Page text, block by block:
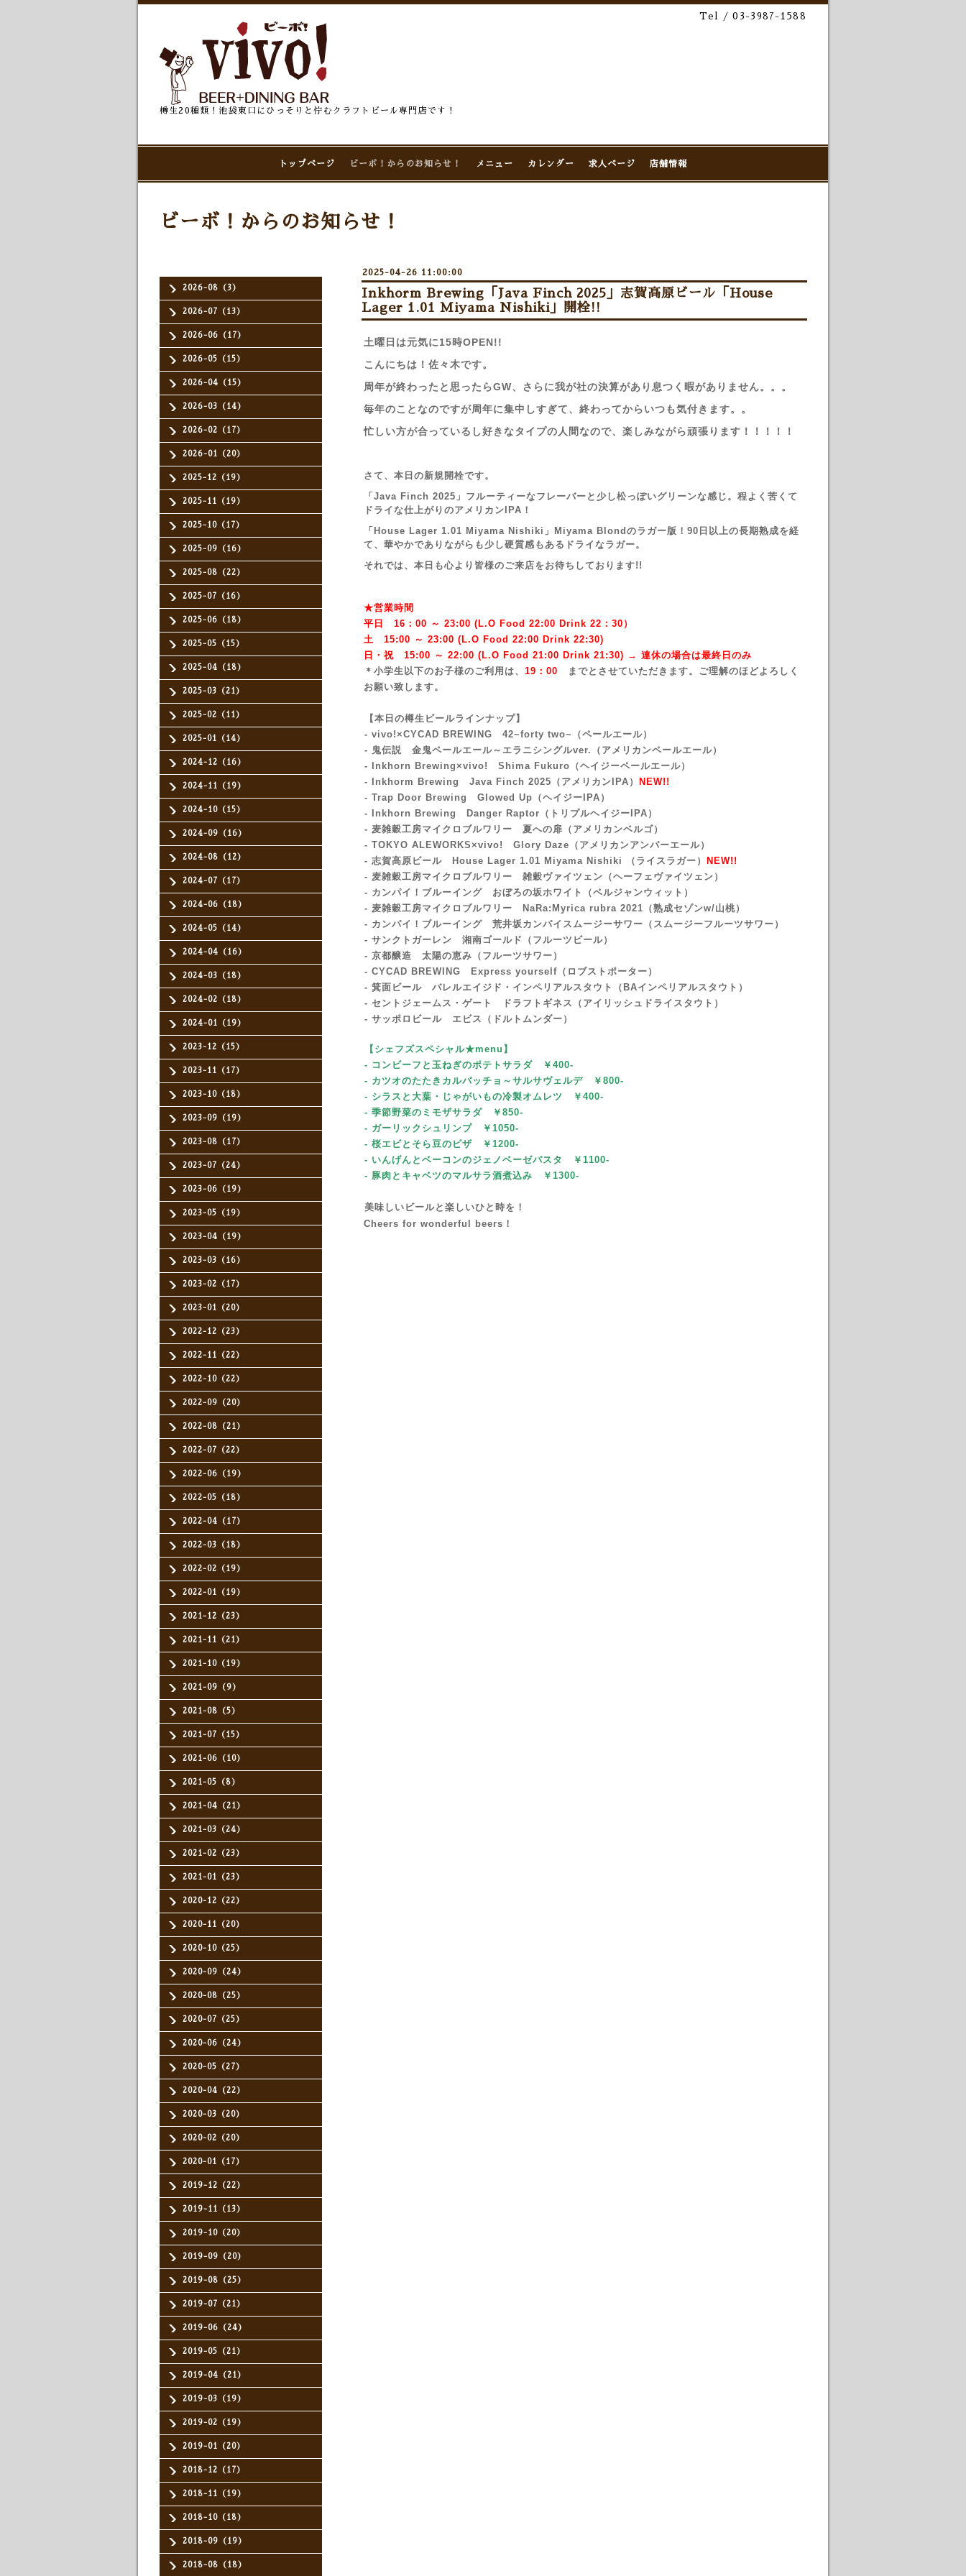
Tel / 03-3987-1588
樽生20種類！池袋東口にひっそりと佇むクラフトビール専門店です！
トップページ ビーボ！からのお知らせ！ メニュー カレンダー 求人ページ 店舗情報
2026-08（3）
2026-07（13）
2026-06（17）
2026-05（15）
2026-04（15）
2026-03（14）
2026-02（17）
2026-01（20）
2025-12（19）
2025-11（19）
2025-10（17）
2025-09（16）
2025-08（22）
2025-07（16）
2025-06（18）
2025-05（15）
2025-04（18）
2025-03（21）
2025-02（11）
2025-01（14）
2024-12（16）
2024-11（19）
2024-10（15）
2024-09（16）
2024-08（12）
2024-07（17）
2024-06（18）
2024-05（14）
2024-04（16）
2024-03（18）
2024-02（18）
2024-01（19）
2023-12（15）
2023-11（17）
2023-10（18）
2023-09（19）
2023-08（17）
2023-07（24）
2023-06（19）
2023-05（19）
2023-04（19）
2023-03（16）
2023-02（17）
2023-01（20）
2022-12（23）
2022-11（22）
2022-10（22）
2022-09（20）
2022-08（21）
2022-07（22）
2022-06（19）
2022-05（18）
2022-04（17）
2022-03（18）
2022-02（19）
2022-01（19）
2021-12（23）
2021-11（21）
2021-10（19）
2021-09（9）
2021-08（5）
2021-07（15）
2021-06（10）
2021-05（8）
2021-04（21）
2021-03（24）
2021-02（23）
2021-01（23）
2020-12（22）
2020-11（20）
2020-10（25）
2020-09（24）
2020-08（25）
2020-07（25）
2020-06（24）
2020-05（27）
2020-04（22）
2020-03（20）
2020-02（20）
2020-01（17）
2019-12（22）
2019-11（13）
2019-10（20）
2019-09（20）
2019-08（25）
2019-07（21）
2019-06（24）
2019-05（21）
2019-04（21）
2019-03（19）
2019-02（19）
2019-01（20）
2018-12（17）
2018-11（19）
2018-10（18）
2018-09（19）
2018-08（18）
ビーボ！からのお知らせ！
2025-04-26 11:00:00
Inkhorm Brewing「Java Finch 2025」志賀高原ビール「House
Lager 1.01 Miyama Nishiki」開栓!!
土曜日は元気に15時OPEN!!
こんにちは！佐々木です。
周年が終わったと思ったらGW、さらに我が社の決算があり息つく暇がありません。。。
毎年のことなのですが周年に集中しすぎて、終わってからいつも気付きます。。
忙しい方が合っているし好きなタイプの人間なので、楽しみながら頑張ります！！！！！
さて、本日の新規開栓です。
「Java Finch 2025」フルーティーなフレーバーと少し松っぽいグリーンな感じ。程よく苦くて
ドライな仕上がりのアメリカンIPA！
「House Lager 1.01 Miyama Nishiki」Miyama Blondのラガー版！90日以上の長期熟成を経
て、華やかでありながらも少し硬質感もあるドライなラガー。
それでは、本日も心より皆様のご来店をお待ちしております!!
★営業時間
平日 16：00 ～ 23:00 (L.O Food 22:00 Drink 22：30）
土 15:00 ～ 23:00 ( L.O Food 22:00 Drink 22:30)
日・祝 15:00 ～ 22:00 ( L.O Food 21:00 Drink 21:30) → 連休の場合は最終日のみ
＊小学生以下のお子様のご利用は、 19：00
までとさせていただきます。ご理解のほどよろしく
お願い致します。
【本日の樽生ビールラインナップ】
- vivo!×CYCAD BREWING 42~forty two~
（ペールエール）
- 鬼伝説 金鬼ペールエール～エラニシングルver.（アメリカンペールエール）
- Inkhorn Brewing×vivo! Shima Fukuro（ヘイジーペールエール）
- Inkhorm Brewing Java Finch 2025（アメリカンIPA）
NEW!!
- Trap Door Brewing Glowed Up （ヘイジーIPA）
- Inkhorn Brewing Danger Raptor（トリプルヘイジーIPA）
- 麦雑穀工房マイクロブルワリー 夏への扉（アメリカンベルゴ）
- TOKYO ALEWORKS×vivo! Glory Daze（アメリカンアンバーエール）
- 志賀高原ビール House Lager 1.01 Miyama Nishiki （ライスラガー ）
NEW!!
- 麦雑穀工房マイクロブルワリー 雑穀ヴァイツェン（ヘーフェヴァイツェン）
- カンパイ！ブルーイング おぼろの坂ホワイト（ベルジャンウィット）
- 麦雑穀工房マイクロブルワリー NaRa:Myrica rubra 2021 （熟成セゾンw/山桃）
- カンパイ！ブルーイング 荒井坂カンパイスムージーサワー（スムージーフルーツサワー）
- サンクトガーレン 湘南ゴールド（フルーツビール）
- 京都醸造 太陽の恵み（フルーツサワー）
- CYCAD BREWING Express yourself（ロブストポーター）
- 箕面ビール バレルエイジド・インペリアルスタウト（BAインペリアルスタウト）
- セントジェームス・ゲート ドラフトギネス（アイリッシュドライスタウト）
- サッポロビール エビス（ドルトムンダー）
【シェフズスペシャル★menu 】
- コンビーフと玉ねぎのポテトサラダ ￥400-
- カツオのたたきカルパッチョ～サルサヴェルデ ￥800-
- シラスと大葉・じゃがいもの冷製オムレツ ￥400-
- 季節野菜のミモザサラダ ￥850-
- ガーリックシュリンプ ￥1050-
- 桜エビとそら豆のピザ ￥1200-
- いんげんとベーコンのジェノベーゼパスタ
￥1100-
- 豚肉とキャベツのマルサラ酒煮込み ￥1300-
美味しいビールと楽しいひと時を！
Cheers for wonderful beers！